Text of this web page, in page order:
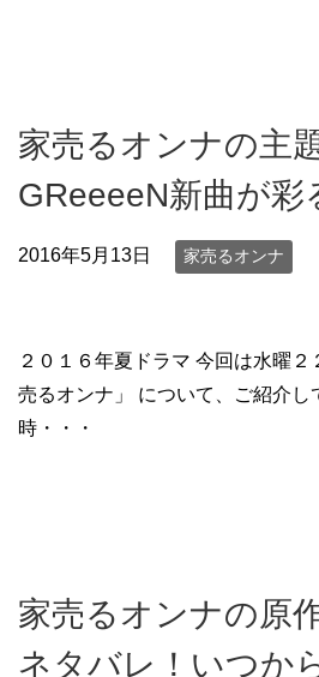
家売るオンナの主
GReeeeN新曲が彩
2016年5月13日 家売るオンナ
２０１６年夏ドラマ 今回は水曜
売るオンナ」 について、ご紹介し
時・・・
家売るオンナの原
ネタバレ！いつか